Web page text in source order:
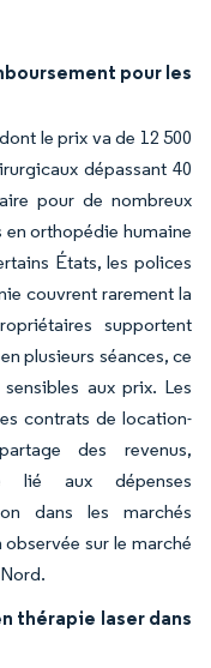
pour les
le prix va de 12 500
dépassant 40
pour de nombreux
en orthopédie humaine
États, les polices
couvrent rarement la
supportent
plusieurs séances, ce
aux prix. Les
contrats de location-
des revenus,
lié aux dépenses
dans les marchés
sur le marché
thérapie laser dans